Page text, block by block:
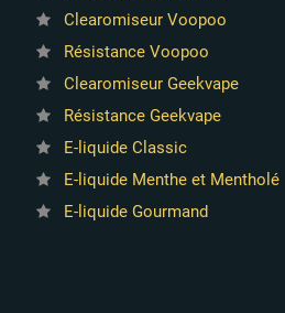
Clearomiseur Voopoo
Résistance Voopoo
Clearomiseur Geekvape
Résistance Geekvape
E-liquide Classic
E-liquide Menthe et Mentholé
E-liquide Gourmand